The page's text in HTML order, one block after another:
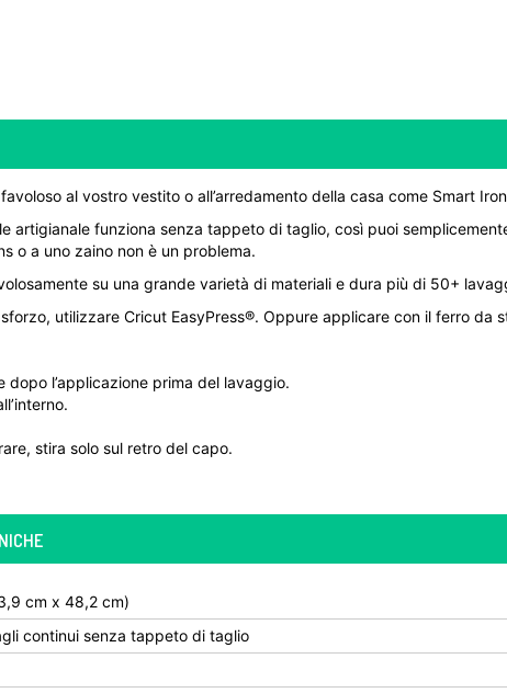
al vostro vestito o all’arredamento della casa come Smart
artigianale funziona senza tappeto di taglio, così puoi
o a uno zaino non è un problema.
su una grande varietà di materiali e dura più di 50+
sforzo, utilizzare Cricut EasyPress®. Oppure applicare con il ferro da
dopo l’applicazione prima del lavaggio.
stira solo sul retro del capo.
cm x 48,2 cm)
continui senza tappeto di taglio